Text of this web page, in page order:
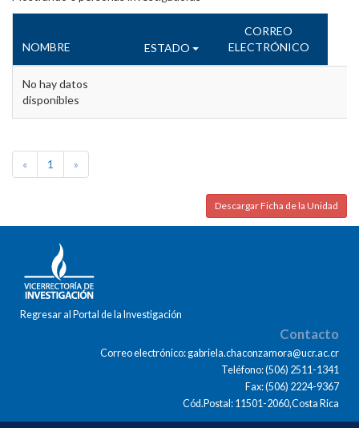
NOMBRE ESTADO
CORREO
ELECTRÓNICO
No hay datos
disponibles
« 1 »
Descargar Ficha de la Unidad
Regresar al Portal de la Investigación
Contacto
Correo electrónico: gabriela.chaconzamora@ucr.ac.cr
Teléfono: (506) 2511-1341
Fax: (506) 2224-9367
Cód.Postal: 11501-2060,Costa Rica